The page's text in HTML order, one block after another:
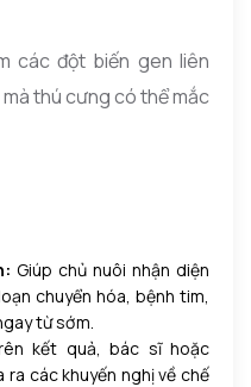
các đột biến gen liên
thú cưng có thể mắc
Giúp chủ nuôi nhận diện
chuyển hóa, bệnh tim,
từ sớm.
kết quả, bác sĩ hoặc
các khuyến nghị về chế